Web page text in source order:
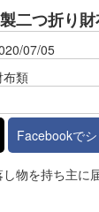
二つ折り
07/05
布類
Facebookで
物を持ち主に